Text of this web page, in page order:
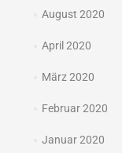
August 2020
April 2020
März 2020
Februar 2020
Januar 2020